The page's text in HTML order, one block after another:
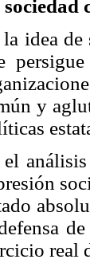
idea
y
el
real